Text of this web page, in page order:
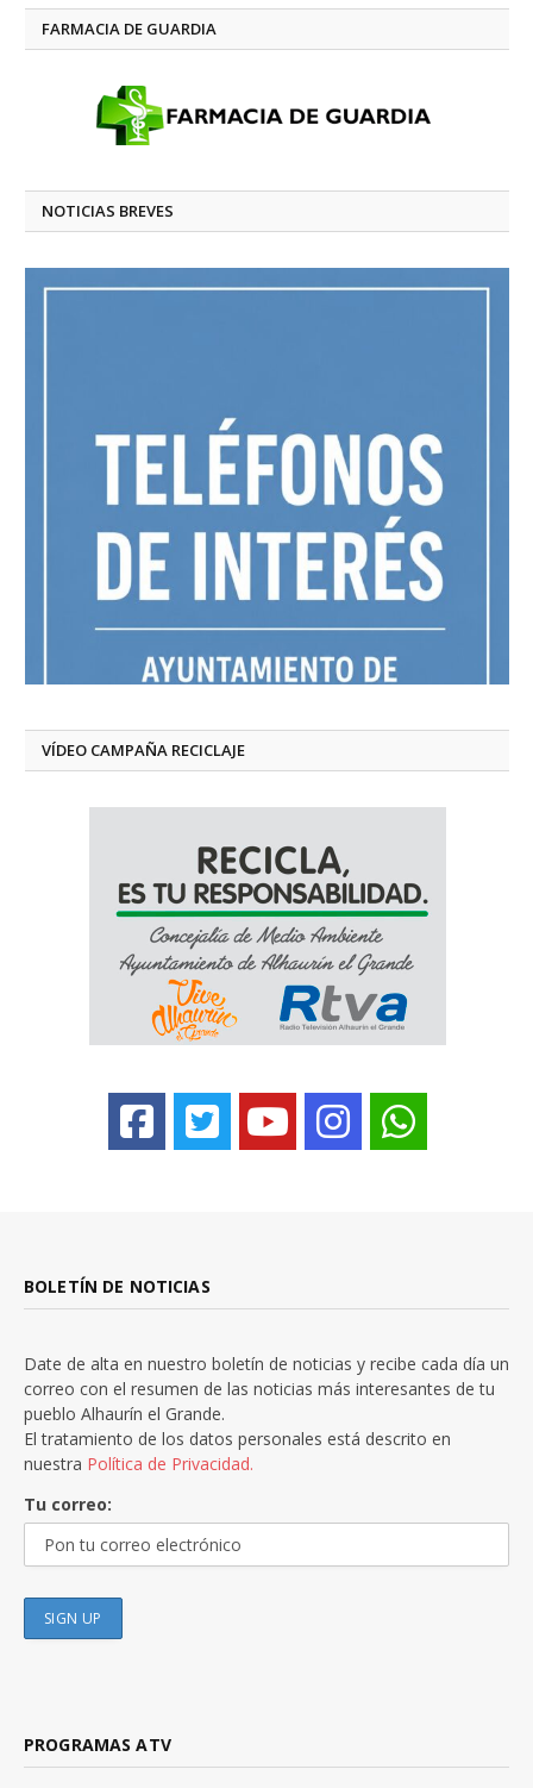
FARMACIA DE GUARDIA
NOTICIAS BREVES
VÍDEO CAMPAÑA RECICLAJE
BOLETÍN DE NOTICIAS
Date de alta en nuestro boletín de noticias y recibe cada día un
correo con el resumen de las noticias más interesantes de tu
pueblo Alhaurín el Grande.
El tratamiento de los datos personales está descrito en
nuestra Política de Privacidad.
Tu correo:
PROGRAMAS ATV